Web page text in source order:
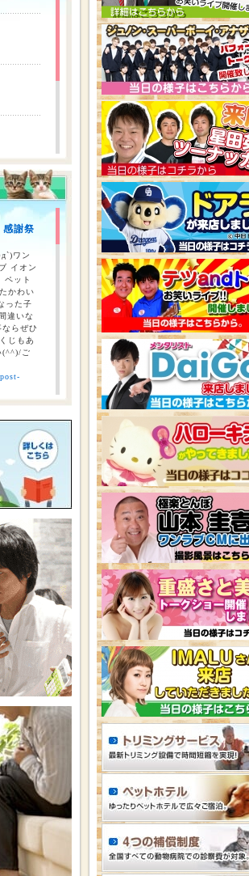
店）
感謝祭
ワン
イオン
ペット
かわい
った子
違いな
らぜひ
じもあ
(^^)/ご
お引渡
ンペー
利用頂
取得頂
象※ 小動
お得な
ウン宇
ベント
も専門
スペー
一番！
くださ
ップ
催！！
中症に
、ペッ
まに感
ント期
って
ますの
ださ